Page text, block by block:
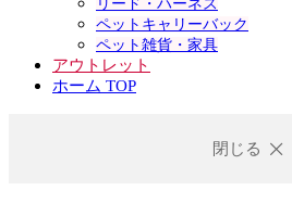
リード・ハーネス
ペットキャリーバック
ペット雑貨・家具
アウトレット
ホーム TOP
閉じる